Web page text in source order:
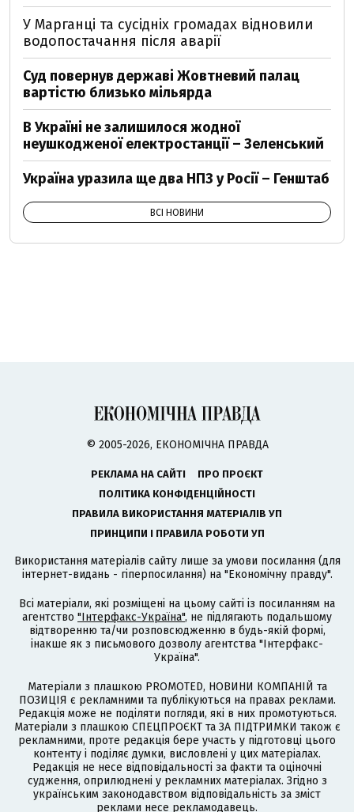
У Марганці та сусідніх громадах відновили
водопостачання після аварії
Суд повернув державі Жовтневий палац
вартістю близько мільярда
В Україні не залишилося жодної
неушкодженої електростанції – Зеленський
Україна уразила ще два НПЗ у Росії – Генштаб
ВСІ НОВИНИ
© 2005-2026, ЕКОНОМІЧНА ПРАВДА
РЕКЛАМА НА САЙТІ
ПРО ПРОЄКТ
ПОЛІТИКА КОНФІДЕНЦІЙНОСТІ
ПРАВИЛА ВИКОРИСТАННЯ МАТЕРІАЛІВ УП
ПРИНЦИПИ І ПРАВИЛА РОБОТИ УП
Використання матеріалів сайту лише за умови посилання (для
інтернет-видань - гіперпосилання) на "Економічну правду".
Всі матеріали, які розміщені на цьому сайті із посиланням на
агентство "Інтерфакс-Україна", не підлягають подальшому
відтворенню та/чи розповсюдженню в будь-якій формі,
інакше як з письмового дозволу агентства "Інтерфакс-
Україна".
Матеріали з плашкою PROMOTED, НОВИНИ КОМПАНІЙ та
ПОЗИЦІЯ є рекламними та публікуються на правах реклами.
Редакція може не поділяти погляди, які в них промотуються.
Матеріали з плашкою СПЕЦПРОЄКТ та ЗА ПІДТРИМКИ також є
рекламними, проте редакція бере участь у підготовці цього
контенту і поділяє думки, висловлені у цих матеріалах.
Редакція не несе відповідальності за факти та оціночні
судження, оприлюднені у рекламних матеріалах. Згідно з
українським законодавством відповідальність за зміст
реклами несе рекламодавець.